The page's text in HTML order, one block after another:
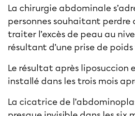
La chirurgie abdominale
personnes souhaitant perdre
traiter l’excès de peau au
résultant d’une prise de
Le résultat après liposuccion
installé dans les trois mois
La cicatrice de